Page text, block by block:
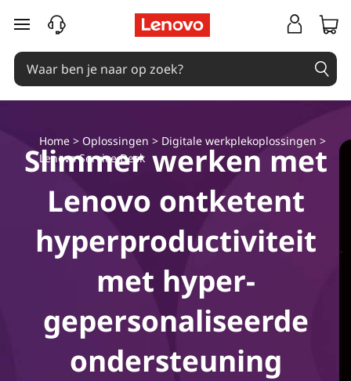
e
n
Ga naar de hoofdinhoud
Home > Oplossingen > Digitale werkplekoplossingen >
Lenovo Service Desk
Slimmer werken met
Lenovo ontketent
hyperproductiviteit
met hyper-
gepersonaliseerde
ondersteuning